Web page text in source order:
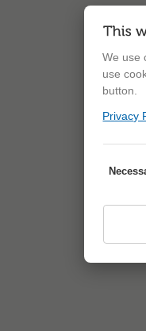
We use
use
button.
Privacy